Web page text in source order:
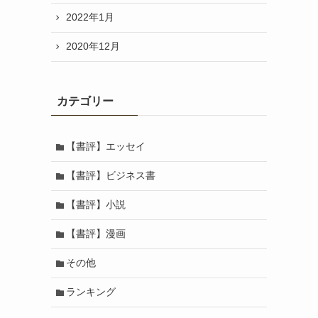
2022年1月
2020年12月
カテゴリー
【書評】エッセイ
【書評】ビジネス書
【書評】小説
【書評】漫画
その他
ランキング